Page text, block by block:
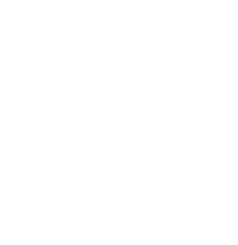
auch nach
Köder beim